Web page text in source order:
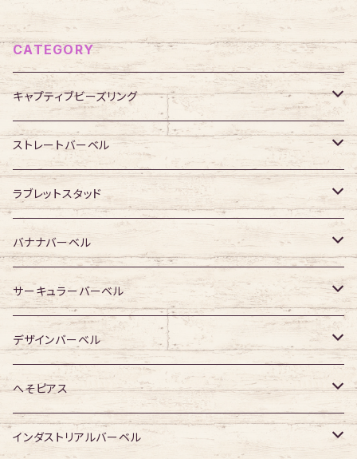
CATEGORY
キャプティブビーズリング
316Lサージカルステンレス
ジュエル無し
ジュエル有り
サージカルチタン
ジュエル無し
ジュエル有り
アクリル・その他
ストレートバーベル
316Lサージカルステンレス
ジュエル無し
ジュエル有り
サージカルチタン
ジュエル無し
ジュエル有り
アクリル・その他
ラブレットスタッド
316Lサージカルステンレス
ジュエル無し
ジュエル有り
サージカルチタン
ジュエル無し
ジュエル有り
アクリル・その他
バナナバーベル
316Lサージカルステンレス
ジュエル無し
ジュエル有り
サージカルチタン
ジュエル無し
ジュエル有り
アクリル・その他
サーキュラーバーベル
316Lサージカルステンレス
ジュエル無し
ジュエル有り
サージカルチタン
ジュエル無し
アクリル・その他
デザインバーベル
ジュエル無し
ジュエル有り
へそピアス
316Lサージカルステンレス
インダストリアルバーベル